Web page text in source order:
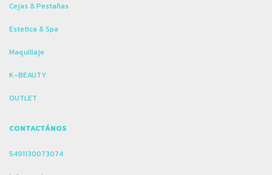
Cejas & Pestañas
Estetica & Spa
Maquillaje
K-BEAUTY
OUTLET
CONTACTÁNOS
5491130073074